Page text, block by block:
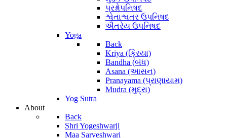
પ્રશ્નોપનિષદ
શ્વેતાશ્વતર ઉપનિષદ
ઐતરેય ઉપનિષદ
Yoga
Back
Kriya (ક્રિયા)
Bandha (બંધ)
Asana (આસન)
Pranayama (પ્રાણાયામ)
Mudra (મુદ્રા)
Yog Sutra
About
Back
Shri Yogeshwarji
Maa Sarveshwari